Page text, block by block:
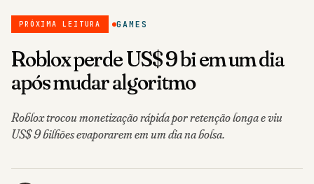
PRÓXIMA LEITURA GAMES
Roblox perde US$ 9 bi em um dia
após mudar algoritmo
Roblox trocou monetização rápida por retenção longa e viu
US$ 9 bilhões evaporarem em um dia na bolsa.